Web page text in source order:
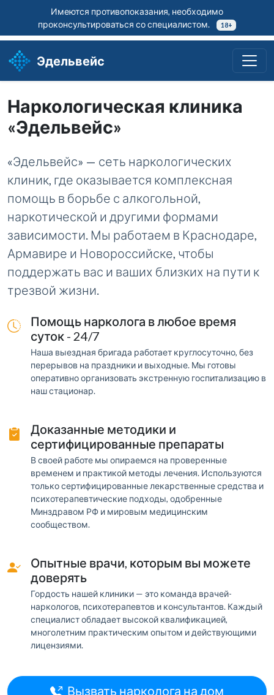
Имеются противопоказания, необходимо
проконсультироваться со специалистом.
18+
Эдельвейс
Наркологическая клиника
«Эдельвейс»
«Эдельвейс» — сеть наркологических
клиник, где оказывается комплексная
помощь в борьбе с алкогольной,
наркотической и другими формами
зависимости. Мы работаем в Краснодаре,
Армавире и Новороссийске, чтобы
поддержать вас и ваших близких на пути к
трезвой жизни.
Помощь нарколога в любое время
суток - 24/7
Наша выездная бригада работает круглосуточно, без
перерывов на праздники и выходные. Мы готовы
оперативно организовать экстренную госпитализацию в
наш стационар.
Доказанные методики и
сертифицированные препараты
В своей работе мы опираемся на проверенные
временем и практикой методы лечения. Используются
только сертифицированные лекарственные средства и
психотерапевтические подходы, одобренные
Минздравом РФ и мировым медицинским
сообществом.
Опытные врачи, которым вы можете
доверять
Гордость нашей клиники — это команда врачей-
наркологов, психотерапевтов и консультантов. Каждый
специалист обладает высокой квалификацией,
многолетним практическим опытом и действующими
лицензиями.
Вызвать нарколога на дом